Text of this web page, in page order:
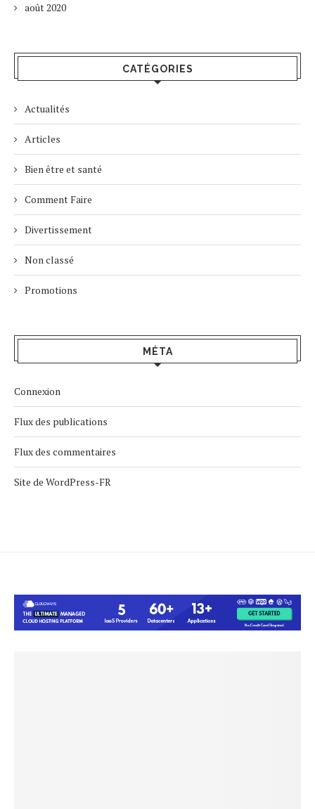
août 2020
CATÉGORIES
Actualités
Articles
Bien être et santé
Comment Faire
Divertissement
Non classé
Promotions
MÉTA
Connexion
Flux des publications
Flux des commentaires
Site de WordPress-FR